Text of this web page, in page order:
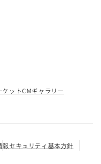
ケットCMギャラリー
報セキュリティ基本方針